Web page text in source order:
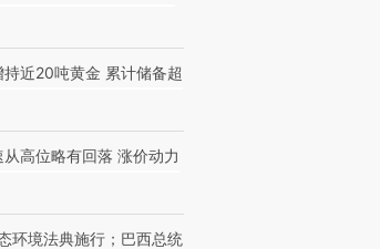
近20吨黄金 累计储备超
高位略有回落 涨价动力
环境法典施行；巴西总统